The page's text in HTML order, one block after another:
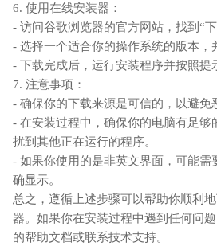
6. 使用在线安装器：
- 访问谷歌浏览器的官方网站，找到“下
- 选择一个适合你的操作系统的版本，
- 下载完成后，运行安装程序并按照提
7. 注意事项：
- 确保你的下载来源是可信的，以避免
- 在安装过程中，确保你的电脑有足够
扰到其他正在运行的程序。
- 如果你使用的是非英文界面，可能需
确显示。
总之，遵循上述步骤可以帮助你顺利
器。如果你在安装过程中遇到任何问
的帮助文档或联系技术支持。